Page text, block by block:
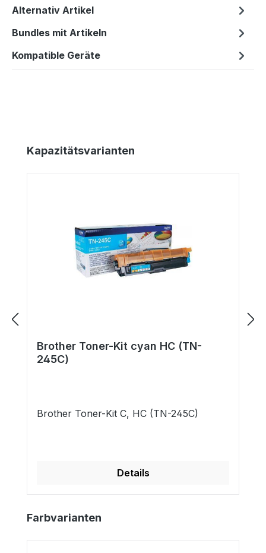
Alternativ Artikel
Bundles mit Artikeln
Kompatible Geräte
Produktgalerie überspringen
Kapazitätsvarianten
Brother Toner-Kit cyan HC (TN-
245C)
Brother Toner-Kit C, HC (TN-245C)
Details
Produktgalerie überspringen
Farbvarianten